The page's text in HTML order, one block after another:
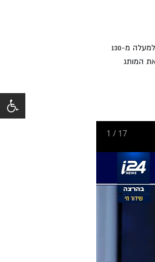
עשרות אנשי התקשורת עמם עמדנו בקשר לאורך כל שלבי התוכנית התקשורתית יצרו הד תקשורתי בהיקף של למעלה מ-130
המותג
1 / 17